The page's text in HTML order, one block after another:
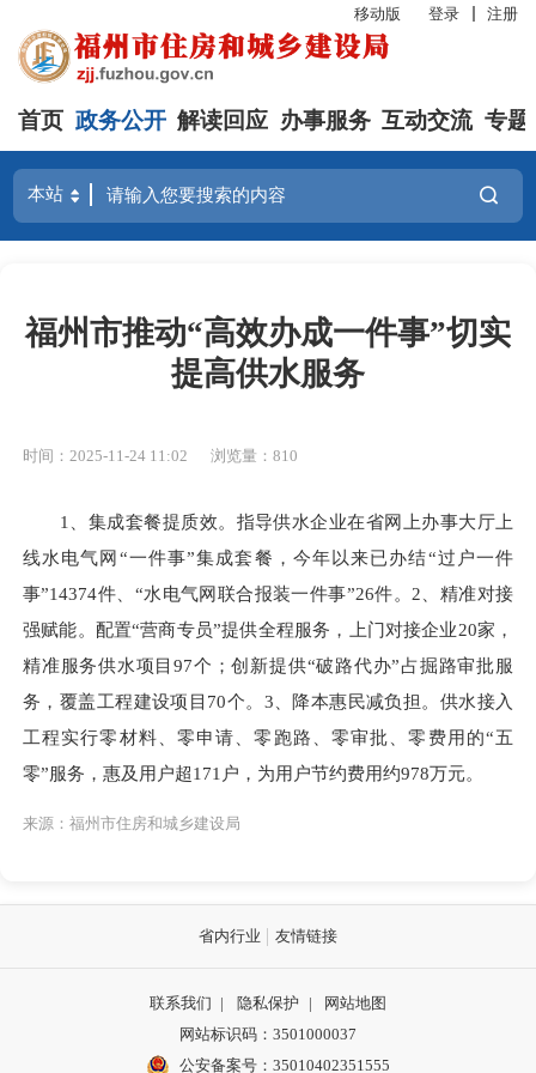
移动版 登录 注册
首页 政务公开 解读回应 办事服务 互动交流 专题
福州市推动“高效办成一件事”切实
提高供水服务
时间：2025-11-24 11:02 浏览量：810
1、集成套餐提质效。指导供水企业在省网上办事大厅上
线水电气网“一件事”集成套餐，今年以来已办结“过户一件
事”14374件、“水电气网联合报装一件事”26件。2、精准对接
强赋能。配置“营商专员”提供全程服务，上门对接企业20家，
精准服务供水项目97个；创新提供“破路代办”占掘路审批服
务，覆盖工程建设项目70个。3、降本惠民减负担。供水接入
工程实行零材料、零申请、零跑路、零审批、零费用的“五
零”服务，惠及用户超171户，为用户节约费用约978万元。
来源：福州市住房和城乡建设局
省内行业 友情链接
联系我们 | 隐私保护 |
网站地图
网站标识码：3501000037
公安备案号：35010402351555